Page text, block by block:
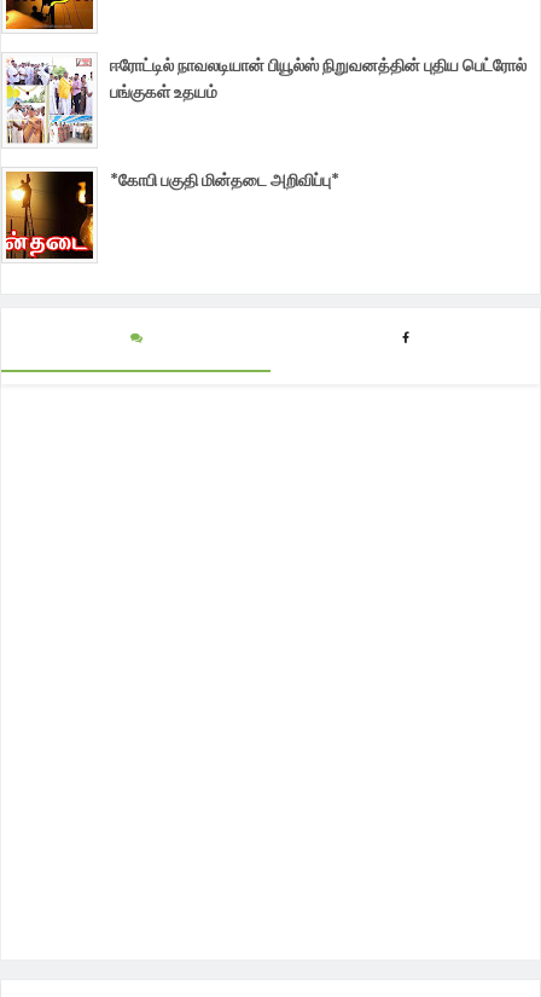
ஈரோட்டில் நாவலடியான் பியூல்ஸ் நிறுவனத்தின் புதிய பெட்ரோல்
பங்குகள் உதயம்
*கோபி பகுதி மின்தடை அறிவிப்பு*